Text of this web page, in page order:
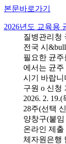
본문바로가기
2026년도 교육용
질병관리청
전국 시
필요한 균
에서는 균
시기 바랍니
구원 o 신청
2026. 2.
28주(선택
양창구(붙
온라인 제출
체자원은행